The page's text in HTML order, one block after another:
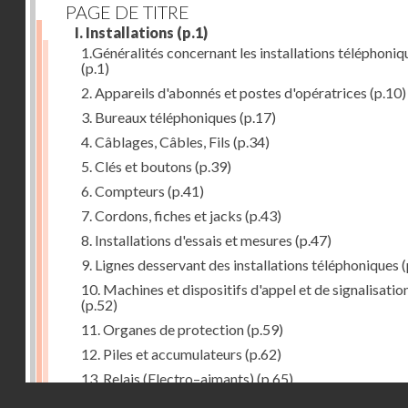
PAGE DE TITRE
I. Installations (p.1)
1.Généralités concernant les installations
(p.1)
2. Appareils d'abonnés et postes d'opératrices (p.10)
3. Bureaux téléphoniques (p.17)
4. Câblages, Câbles, Fils (p.34)
5. Clés et boutons (p.39)
6. Compteurs (p.41)
7. Cordons, fiches et jacks (p.43)
8. Installations d'essais et mesures (p.47)
9. Lignes desservant des installations téléphoniques
10. Machines et dispositifs d'appel et de
(p.52)
11. Organes de protection(p.59)
12. Piles et accumulateurs (p.62)
13. Relais (Electro–aimants) (p.65)